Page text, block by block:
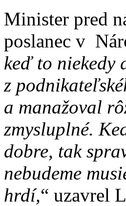
Minister pred
poslanec v
keď to niekedy
z
a manažoval
zmysluplné.
dobre, tak
nebudeme
hrdí,“ uzavrel